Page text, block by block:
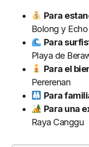
Para
Bolong y
Para
Playa de
Para el
Pererenan
Para
Para una
Raya Canggu